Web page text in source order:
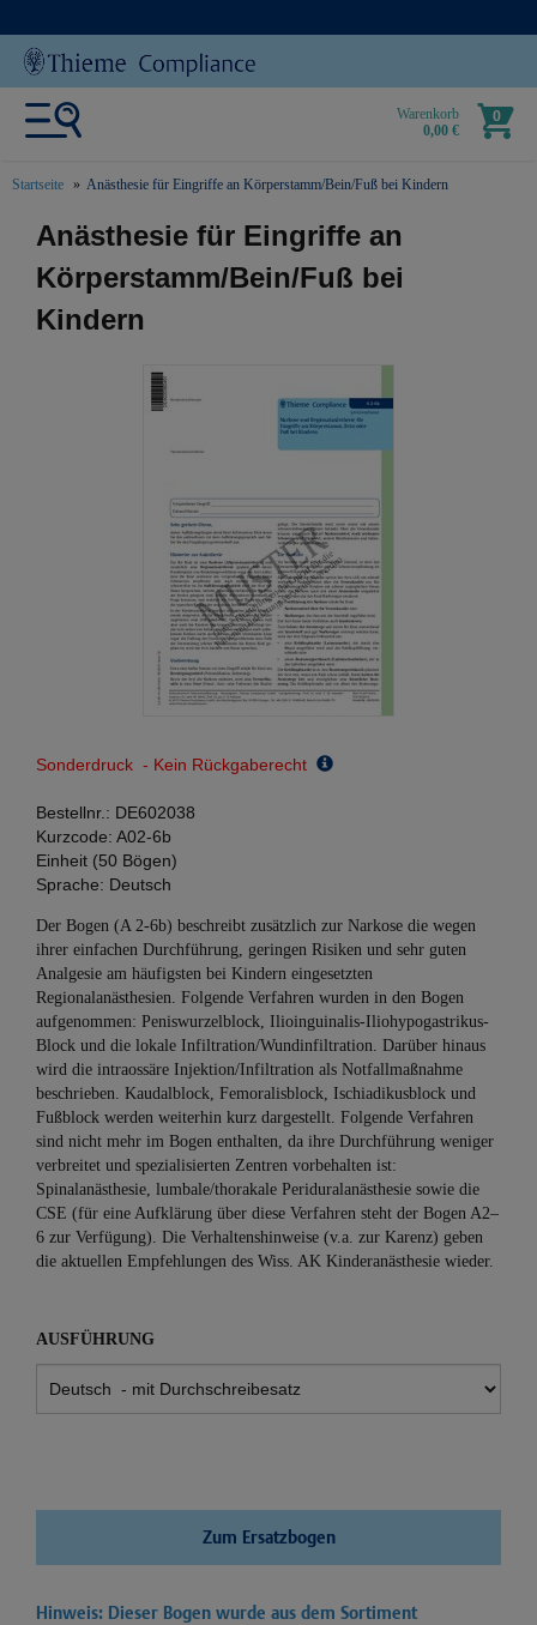
Warenkorb
0,00 €
0
Startseite Anästhesie für Eingriffe an Körperstamm/Bein/Fuß bei Kindern
text.skipToContent
text.skipToNavigation
Anästhesie für Eingriffe an
Körperstamm/Bein/Fuß bei
Kindern
Sonderdruck - Kein Rückgaberecht
Bestellnr.: DE602038
Kurzcode: A02-6b
Einheit (50 Bögen)
Sprache: Deutsch
Der Bogen (A 2-6b) beschreibt zusätzlich zur Narkose die wegen
ihrer einfachen Durchführung, geringen Risiken und sehr guten
Analgesie am häufigsten bei Kindern eingesetzten
Regionalanästhesien. Folgende Verfahren wurden in den Bogen
aufgenommen: Peniswurzelblock, Ilioinguinalis-Iliohypogastrikus-
Block und die lokale Infiltration/Wundinfiltration. Darüber hinaus
wird die intraossäre Injektion/Infiltration als Notfallmaßnahme
beschrieben. Kaudalblock, Femoralisblock, Ischiadikusblock und
Fußblock werden weiterhin kurz dargestellt. Folgende Verfahren
sind nicht mehr im Bogen enthalten, da ihre Durchführung weniger
verbreitet und spezialisierten Zentren vorbehalten ist:
Spinalanästhesie, lumbale/thorakale Periduralanästhesie sowie die
CSE (für eine Aufklärung über diese Verfahren steht der Bogen A2–
6 zur Verfügung). Die Verhaltenshinweise (v.a. zur Karenz) geben
die aktuellen Empfehlungen des Wiss. AK Kinderanästhesie wieder.
AUSFÜHRUNG
Zum Ersatzbogen
Hinweis: Dieser Bogen wurde aus dem Sortiment